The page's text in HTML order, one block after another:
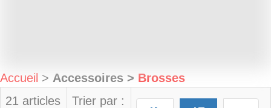
Accueil > Accessoires > Brosses
21 articles
Trier par :